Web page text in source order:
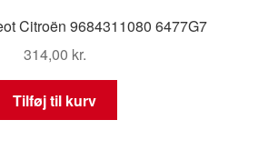
Citroën 9684311080 6477G7
314,00 kr.
Tilføj til kurv